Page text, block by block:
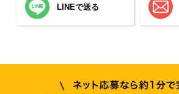
LINEで送る